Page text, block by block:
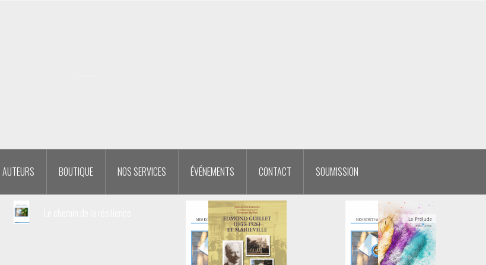
AUTEURS BOUTIQUE NOS SERVICES ÉVÉNEMENTS CONTACT SOUMISSION